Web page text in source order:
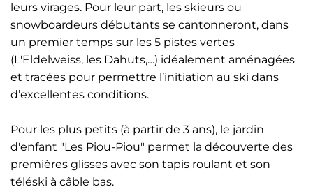
leurs virages. Pour leur part, les skieurs ou
snowboardeurs débutants se cantonneront, dans
un premier temps sur les 5 pistes vertes
(L'Eldelweiss, les Dahuts,…) idéalement aménagées
et tracées pour permettre l’initiation au ski dans
d’excellentes conditions.
Pour les plus petits (à partir de 3 ans), le jardin
d'enfant "Les Piou-Piou" permet la découverte des
premières glisses avec son tapis roulant et son
téléski à câble bas.